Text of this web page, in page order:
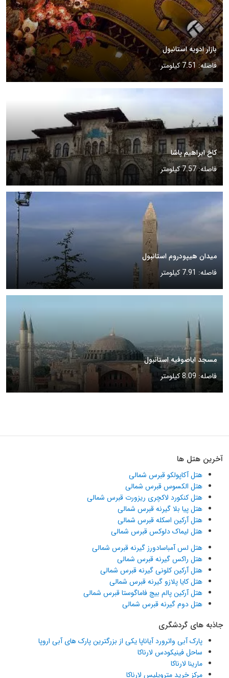
بازار ادویه استانبول
فاصله: 7.51 کیلومتر
کاخ ابراهیم پاشا
فاصله: 7.57 کیلومتر
میدان هیپودروم استانبول
فاصله: 7.91 کیلومتر
مسجد ایاصوفیه استانبول
فاصله: 8.09 کیلومتر
آخرین هتل ها
هتل آکاپولکو قبرس شمالی
هتل الکسوس قبرس شمالی
هتل کنکورد لاکچری ریزورت قبرس شمالی
هتل پیا بلا گیرنه قبرس شمالی
هتل آرکین اسکله قبرس شمالی
هتل لیماک دلوکس قبرس شمالی
هتل لس آمباسادورز گیرنه قبرس شمالی
هتل راکس گیرنه قبرس شمالی
هتل آرکین کلونی گیرنه قبرس شمالی
هتل کایا پلازو گیرنه قبرس شمالی
هتل آرکین پالم بیچ فاماگوستا قبرس شمالی
هتل دوم گیرنه قبرس شمالی
جاذبه های گردشگری
پارک آبی واترورد آیاناپا یکی از بزرگترین پارک های آبی اروپا
ساحل فینیکودس لارناکا
مارینا لارناکا
مرکز خرید متروپلیس لارناکا